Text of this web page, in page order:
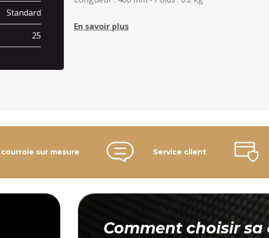
Standard
25
En savoir plus
sur mesure Service client
Comment choisir sa